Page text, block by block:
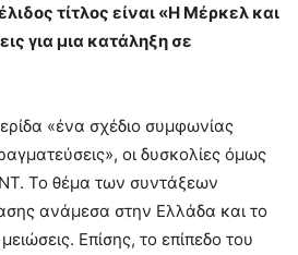
τίτλος είναι «Η Μέρκελ και
για μια κατάληξη σε
«ένα σχέδιο συμφωνίας
οι δυσκολίες όμως
Το θέμα των συντάξεων
ανάμεσα στην Ελλάδα και το
Επίσης, το επίπεδο του